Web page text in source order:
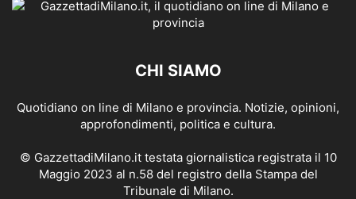
CHI SIAMO
Quotidiano on line di Milano e provincia. Notizie, opinioni,
approfondimenti, politica e cultura.
© GazzettadiMilano.it testata giornalistica registrata il 10
Maggio 2023 al n.58 del registro della Stampa del
Tribunale di Milano.